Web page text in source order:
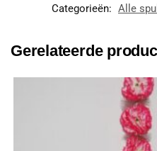
Categorieën: Alle
Gerelateerde